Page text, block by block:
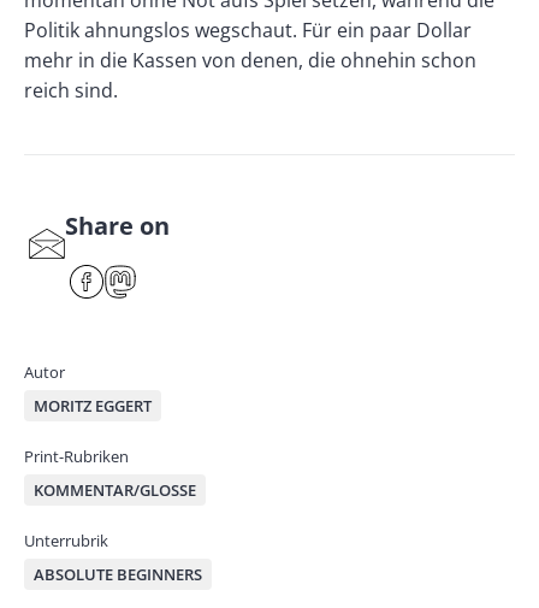
Politik ahnungslos wegschaut. Für ein paar Dollar
mehr in die Kassen von denen, die ohnehin schon
reich sind.
S
Share on
F
Autor
MORITZ EGGERT
Print-Rubriken
KOMMENTAR/GLOSSE
Unterrubrik
ABSOLUTE BEGINNERS